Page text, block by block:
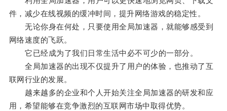
件，减少在线视频的缓冲时间，提升网络游戏的稳定性。
无论你身在何处，只要使用全局加速器，就能够感受到
网络速度的飞跃。
它已经成为了我们日常生活中必不可少的一部分。
全局加速器的出现不仅提升了用户的体验，也推动了互
联网行业的发展。
越来越多的企业和个人开始关注全局加速器的研发和应
用，希望能够在竞争激烈的互联网市场中取得优势。